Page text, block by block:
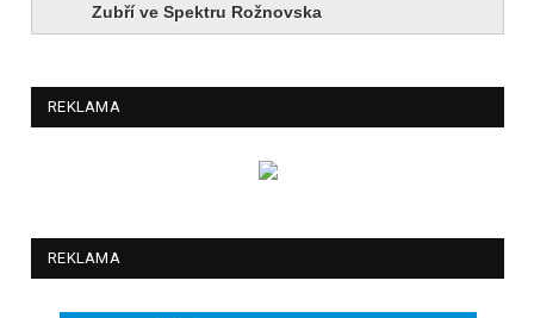
Zubří ve Spektru Rožnovska
REKLAMA
REKLAMA